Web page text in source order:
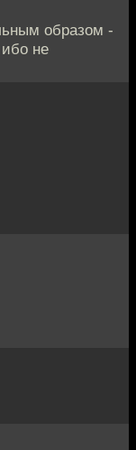
образом -
не